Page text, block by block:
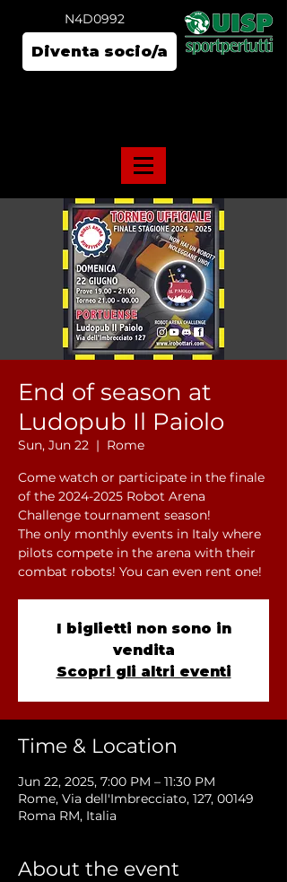
N4D0992
Diventa socio/a
End of season at
Ludopub Il Paiolo
Sun, Jun 22
  |
Rome
Come watch or participate in the finale
of the 2024-2025 Robot Arena
Challenge tournament season!
The only monthly events in Italy where
pilots compete in the arena with their
combat robots! You can even rent one!
I biglietti non sono in
vendita
Scopri gli altri eventi
Time & Location
Jun 22, 2025, 7:00 PM – 11:30 PM
Rome, Via dell'Imbrecciato, 127, 00149
Roma RM, Italia
About the event